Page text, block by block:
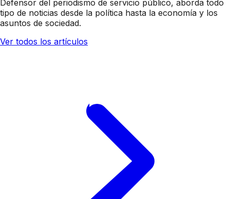
Defensor del periodismo de servicio público, aborda todo
tipo de noticias desde la política hasta la economía y los
asuntos de sociedad.
Ver todos los artículos